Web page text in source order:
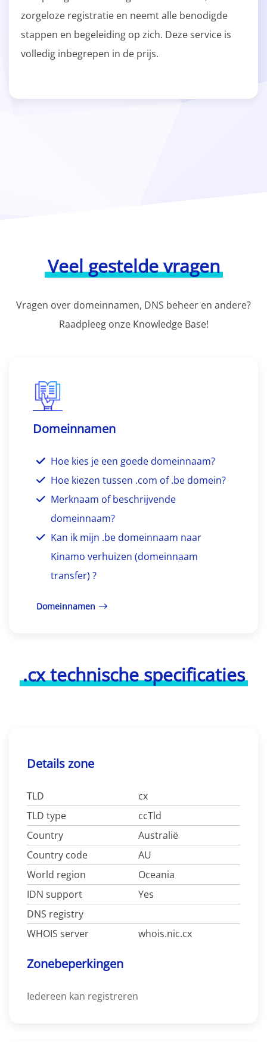
zorgeloze registratie en neemt alle benodigde
stappen en begeleiding op zich. Deze service is
volledig inbegrepen in de prijs.
Veel gestelde vragen
Vragen over domeinnamen, DNS beheer en andere?
Raadpleeg onze Knowledge Base!
Domeinnamen
Hoe kies je een goede domeinnaam?
Hoe kiezen tussen .com of .be domein?
Merknaam of beschrijvende
domeinnaam?
Kan ik mijn .be domeinnaam naar
Kinamo verhuizen (domeinnaam
transfer) ?
Domeinnamen
.cx technische specificaties
Details zone
TLD
cx
TLD type
ccTld
Country
Australië
Country code
AU
World region
Oceania
IDN support
Yes
DNS registry
WHOIS server
whois.nic.cx
Zonebeperkingen
Iedereen kan registreren